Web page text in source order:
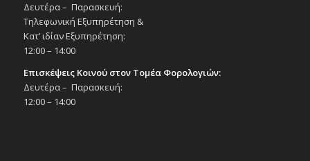
Δευτέρα – Παρασκευή:
Τηλεφωνική Εξυπηρέτηση &
Κατ’ ιδίαν Εξυπηρέτηση:
12:00 – 14:00
Επισκέψεις Κοινού στον Τομέα Φορολογιών:
Δευτέρα – Παρασκευή:
12:00 – 14:00